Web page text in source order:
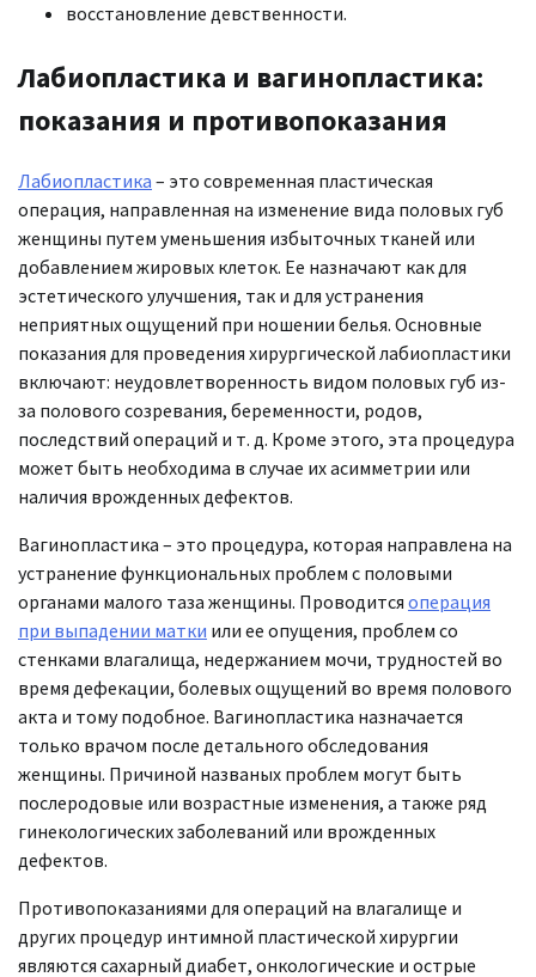
восстановление девственности.
Лабиопластика и вагинопластика:
показания и противопоказания
Лабиопластика – это современная пластическая
операция, направленная на изменение вида половых губ
женщины путем уменьшения избыточных тканей или
добавлением жировых клеток. Ее назначают как для
эстетического улучшения, так и для устранения
неприятных ощущений при ношении белья. Основные
показания для проведения хирургической лабиопластики
включают: неудовлетворенность видом половых губ из-
за полового созревания, беременности, родов,
последствий операций и т. д. Кроме этого, эта процедура
может быть необходима в случае их асимметрии или
наличия врожденных дефектов.
Вагинопластика – это процедура, которая направлена на
устранение функциональных проблем с половыми
органами малого таза женщины. Проводится операция
при выпадении матки или ее опущения, проблем со
стенками влагалища, недержанием мочи, трудностей во
время дефекации, болевых ощущений во время полового
акта и тому подобное. Вагинопластика назначается
только врачом после детального обследования
женщины. Причиной названых проблем могут быть
послеродовые или возрастные изменения, а также ряд
гинекологических заболеваний или врожденных
дефектов.
Противопоказаниями для операций на влагалище и
других процедур интимной пластической хирургии
являются сахарный диабет, онкологические и острые